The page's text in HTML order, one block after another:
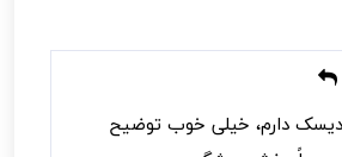
دارم، خیلی خوب توضیح